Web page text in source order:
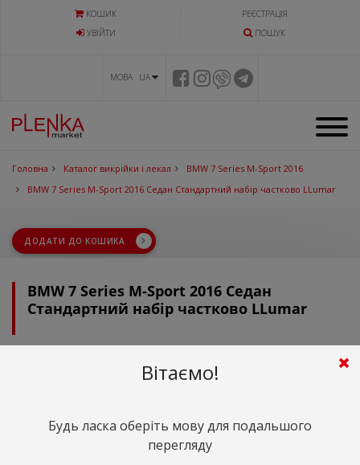
КОШИК
РЕЄСТРАЦІЯ
УВIЙТИ
ПОШУК
МОВА UA
Головна Каталог викрійки і лекал
BMW 7 Series M-Sport 2016
BMW 7 Series M-Sport 2016 Седан Стандартний набір частково LLumar
ДОДАТИ ДО КОШИКА
BMW 7 Series M-Sport 2016 Седан
Стандартний набір частково LLumar
11252грн.
Вітаємо!
Будь ласка оберіть мову для подальшого
перегляду